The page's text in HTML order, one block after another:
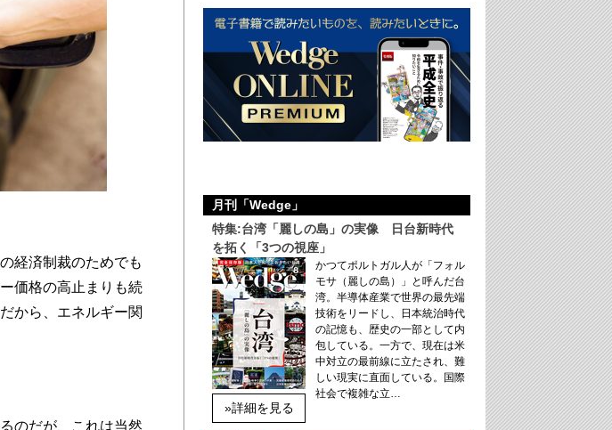
経済制裁のためでも
価格の高止まりも続
から、エネルギー関
のだが、これは当然
月刊「Wedge」
特集:台湾「麗しの島」の実像 日台新時代
を拓く「3つの視座」
»詳細を見る
かつてポルトガル人が「フォル
モサ（麗しの島）」と呼んだ台
湾。半導体産業で世界の最先端
技術をリードし、日本統治時代
の記憶も、歴史の一部として内
包している。一方で、現在は米
中対立の最前線に立たされ、難
しい現実に直面している。国際
社会で複雑な立…